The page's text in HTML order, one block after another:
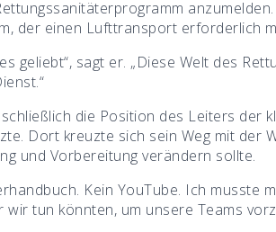
der einen Lufttransport erforderlich
geliebt“, sagt er. „Diese Welt des
die Position des Leiters der
Dort kreuzte sich sein Weg mit der
und Vorbereitung verändern sollte.
Kein YouTube. Ich musste
tun könnten, um unsere Teams